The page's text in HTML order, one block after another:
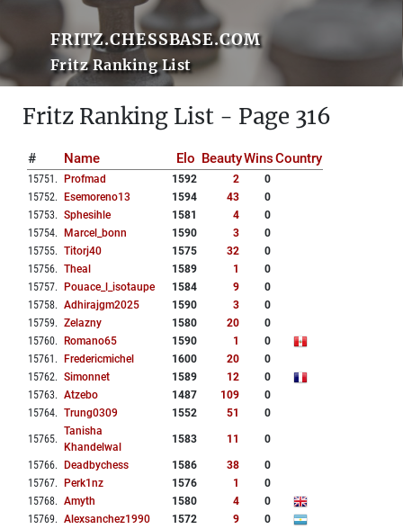
FRITZ.CHESSBASE.COM
Fritz Ranking List
Fritz Ranking List - Page 316
# Name Elo BeautyWinsCountry
15751 . Profmad 1592 2
0
15752. Esemoreno13 1594 43
0
15753. Sphesihle 1581 4
0
15754. Marcel_bonn 1590 3
0
15755. Titorj40 1575 32
0
15756. Theal 1589 1
0
15757. Pouace_l_isotaupe 1584 9
0
15758. Adhirajgm2025 1590 3
0
15759. Zelazny 1580 20
0
15760. Romano65 1590 1
0
15761 . Fredericmichel 1600 20
0
15762. Simonnet 1589 12
0
15763. Atzebo 1487 109
0
15764. Trung0309 1552 51 0
15765.
Tanisha
Khandelwal
1583 11 0
15766. Deadbychess 1586 38
0
15767. Perk1nz 1576 1
0
15768. Amyth 1580 4
0
15769. Alexsanchez1990 1572 9
0